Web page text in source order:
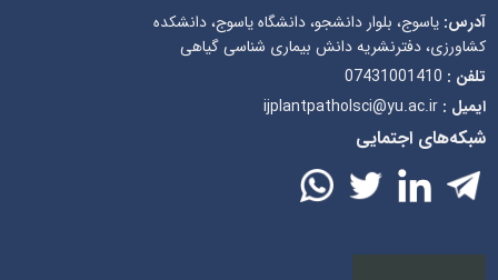
آدرس:یاسوج، بلوار دانشجو، دانشگاه یاسوج، دانشکده
کشاورزی، دفترنشریه دانش بیماری شناسی گیاهی
تلفن : 07431001410
ایمیل : ijplantpatholsci@yu.ac.ir
شبکه‌های اجتمایی